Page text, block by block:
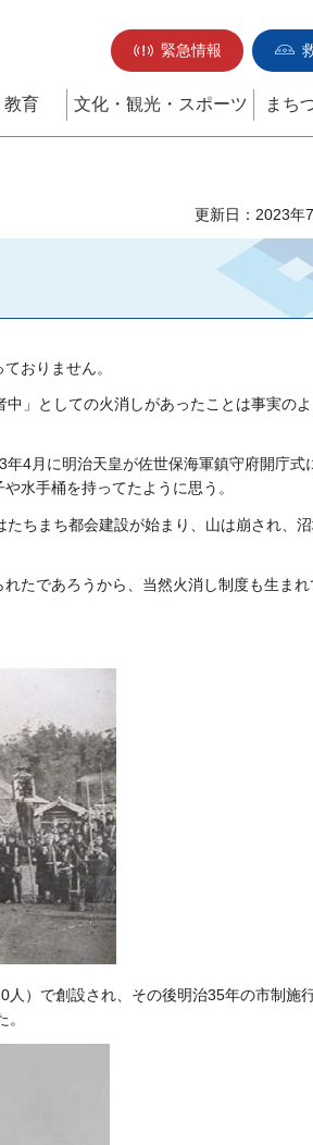
緊急情報
教育 文化・観光・スポーツ まち
更新日：2023年
おりません。
」としての火消しがあったことは事実のよ
年4月に明治天皇が佐世保海軍鎮守府開庁式
水手桶を持ってたように思う。
たちまち都会建設が始まり、山は崩され、
たであろうから
、当然火消し制度も生ま
）で創設され、その後明治35年の市制施